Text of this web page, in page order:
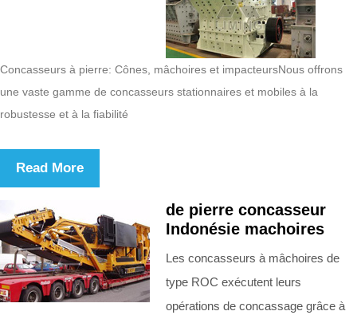
Concasseurs à pierre: Cônes, mâchoires et impacteursNous offrons
une vaste gamme de concasseurs stationnaires et mobiles à la
robustesse et à la fiabilité
Read More
de pierre concasseur
Indonésie machoires
Les concasseurs à mâchoires de
type ROC exécutent leurs
opérations de concassage grâce à